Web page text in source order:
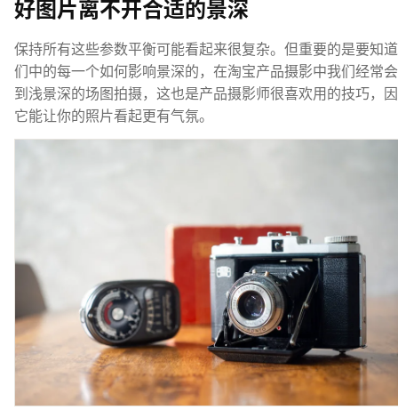
好图片离不开合适的景深
保持所有这些参数平衡可能看起来很复杂。但重要的是要知
们中的每一个如何影响景深的，在淘宝产品摄影中我们经常
到浅景深的场图拍摄，这也是产品摄影师很喜欢用的技巧，
它能让你的照片看起更有气氛。